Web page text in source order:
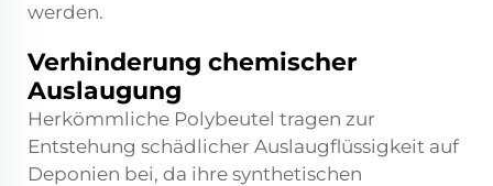
werden.
Verhinderung chemischer
Auslaugung
Herkömmliche Polybeutel tragen zur
Entstehung schädlicher Auslaugflüssigkeit auf
Deponien bei, da ihre synthetischen